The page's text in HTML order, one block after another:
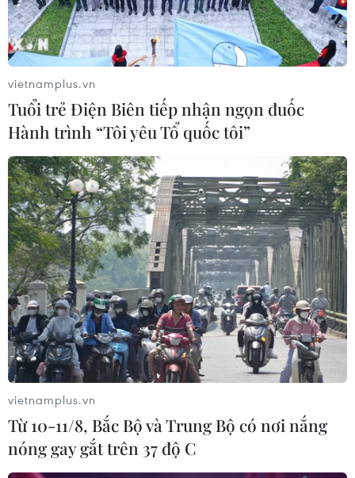
Mối lo ngại về nguồn cung vẫn ám ảnh thị
trường dầu mỏ
Tính chung trong cả tuần này, giá dầu Brent và WTI đều
tăng khoảng 2%. Tuy nhiên, con số trên vẫn còn khiêm
tốn nếu so với mức tăng 5% của dầu Brent và 7% của
dầu WTI vào tuần trước.
vietnamplus.vn
Tuổi trẻ Điện Biên tiếp nhận ngọn đuốc
Hành trình “Tôi yêu Tổ quốc tôi”
vietnamplus.vn
Từ 10-11/8, Bắc Bộ và Trung Bộ có nơi nắng
nóng gay gắt trên 37 độ C